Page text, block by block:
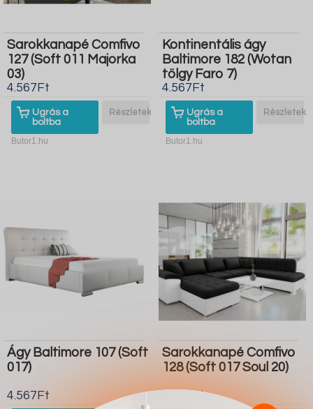
Sarokkanapé Comfivo
127 (Soft 011 Majorka
03)
4.567Ft
Ugrás a
boltba
Részletek
Butor1.hu
Kontinentális ágy
Baltimore 182 (Wotan
tölgy Faro 7)
4.567Ft
Ugrás a
boltba
Részletek
Butor1.hu
Ágy Baltimore 107 (Soft
017)
4.567Ft
Sarokkanapé Comfivo
128 (Soft 017 Soul 20)
4.567Ft